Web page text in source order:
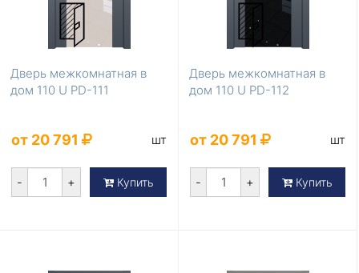
Дверь межкомнатная в
дом 110 U PD-111
от 20 791 шт
- + Купить
Дверь межкомнатная в
дом 110 U PD-112
от 20 791 шт
- + Купить